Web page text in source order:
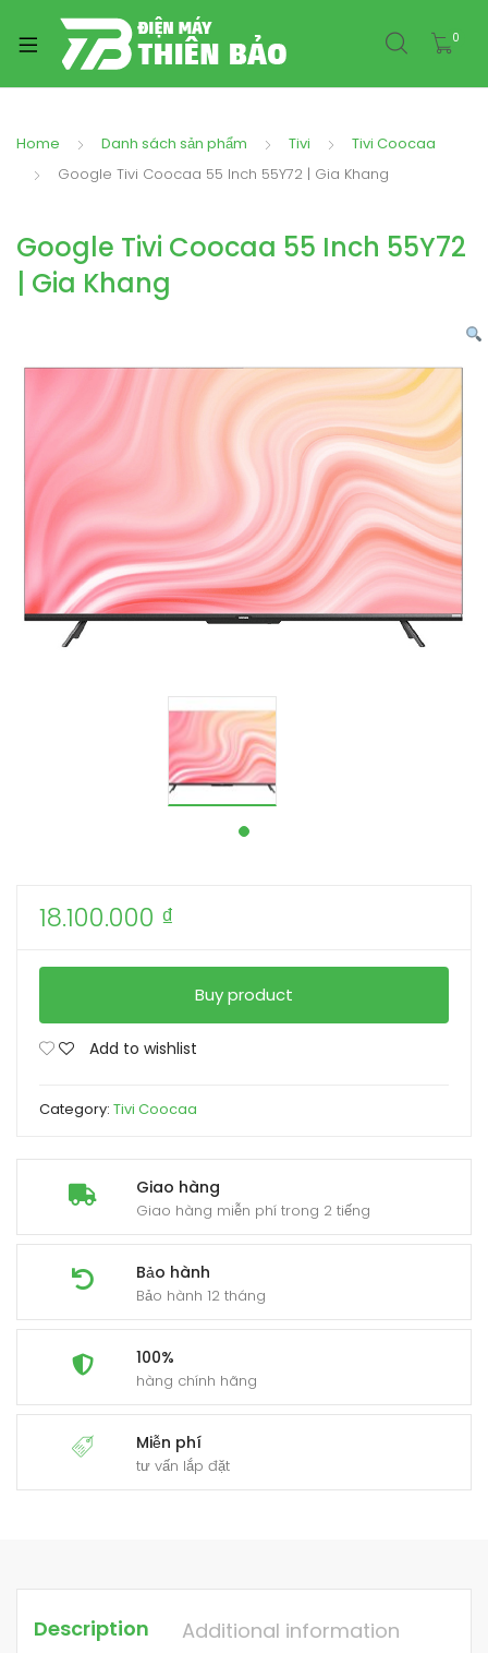
0
Home Danh sách sản phẩm Tivi
Tivi Coocaa
Google Tivi Coocaa 55 Inch 55Y72 | Gia Khang
Google Tivi Coocaa 55 Inch 55Y72
| Gia Khang
Giao hàng
Giao hàng miễn phí trong 2 tiếng
Bảo hành
Bảo hành 12 tháng
100%
hàng chính hãng
Miễn phí
tư vấn lắp đặt
18.100.000 ₫
Buy product
Add to wishlist
Category: Tivi Coocaa
Description Additional information